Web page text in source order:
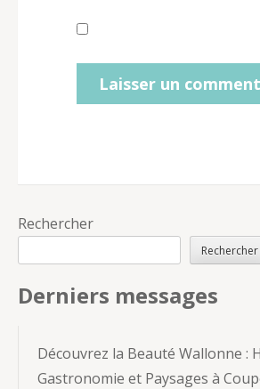
Rechercher
Rechercher
Derniers messages
Découvrez la Beauté Wallonne :
Gastronomie et Paysages à